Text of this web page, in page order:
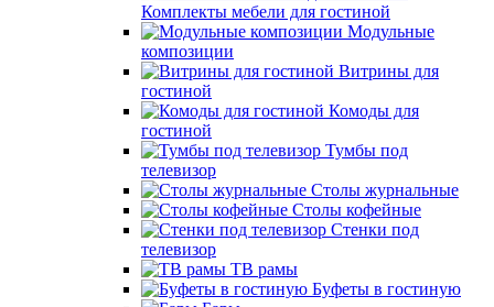
Комплекты мебели для гостиной
Модульные
композиции
Витрины для
гостиной
Комоды для
гостиной
Тумбы под
телевизор
Столы журнальные
Столы кофейные
Стенки под
телевизор
ТВ рамы
Буфеты в гостиную